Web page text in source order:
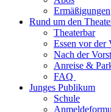
Ermäßigungen
Rund um den
Theaterbar
Essen vor der
Nach der
Anreise &
FAQ
Junges Publikum
Schule